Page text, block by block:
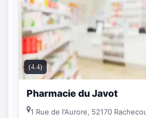
(4.4)
Pharmacie du Javot
1 Rue de l'Aurore, 52170